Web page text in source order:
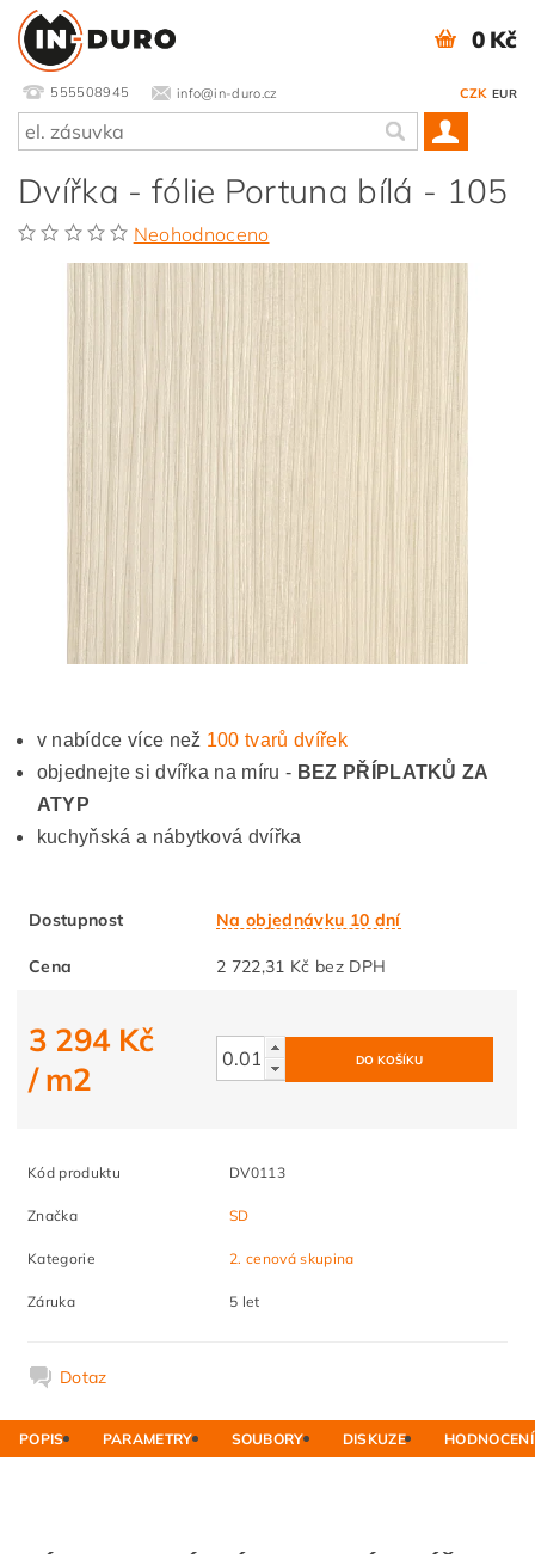
555508945 info@in-duro.cz CZK EUR
0 Kč
Dvířka - fólie Portuna bílá - 105
Neohodnoceno
v nabídce více než 100 tvarů dvířek
objednejte si dvířka na míru - BEZ PŘÍPLATKŮ ZA
ATYP
kuchyňská a nábytková dvířka
Dostupnost Na objednávku 10 dní
Cena 2 722,31 Kč bez DPH
3 294 Kč
/ m2
Kód produktu DV0113
Značka SD
Kategorie 2. cenová skupina
Záruka 5 let
Dotaz
POPIS PARAMETRY SOUBORY DISKUZE HODNOCENÍ